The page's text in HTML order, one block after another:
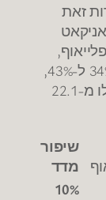
זאת
ל-17 נק' בפלייאוף,
שיפר משמעות את האחוזים ל-3 מ-34% ל-43%,
ושיפר במעט את המדד המשוקלל שלו מ-22.1
שיפור
מדד
10%